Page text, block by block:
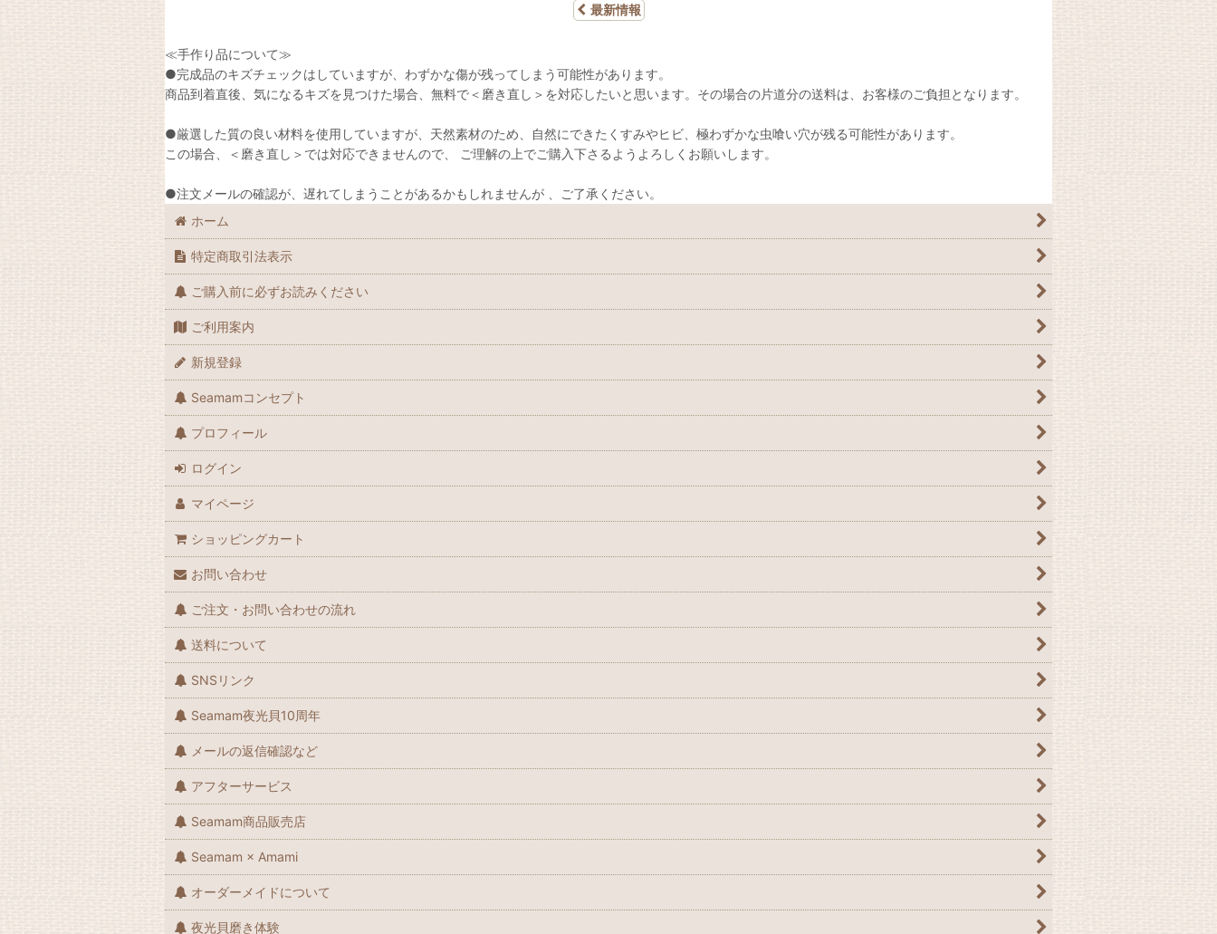
最新情報
≪手作り品について≫
●完成品のキズチェックはしていますが、わずかな傷が残ってしまう可能性があります。
商品到着直後、気になるキズを見つけた場合、無料で＜磨き直し＞を対応したいと思います。その場合の片道分の送料は、お客様のご負担となります。
●厳選した質の良い材料を使用していますが、天然素材のため、自然にできたくすみやヒビ、極わずかな虫喰い穴が残る可能性があります。
この場合、＜磨き直し＞では対応できませんので、 ご理解の上でご購入下さるようよろしくお願いします。
●注文メールの確認が、遅れてしまうことがあるかもしれませんが 、ご了承ください。
ホーム
特定商取引法表示
ご購入前に必ずお読みください
ご利用案内
新規登録
Seamamコンセプト
プロフィール
ログイン
マイページ
ショッピングカート
お問い合わせ
ご注文・お問い合わせの流れ
送料について
SNSリンク
Seamam夜光貝10周年
メールの返信確認など
アフターサービス
Seamam商品販売店
Seamam × Amami
オーダーメイドについて
夜光貝磨き体験